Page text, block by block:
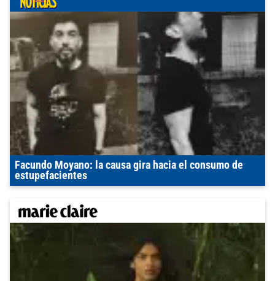
Facundo Moyano: la causa gira hacia el consumo de
estupefacientes